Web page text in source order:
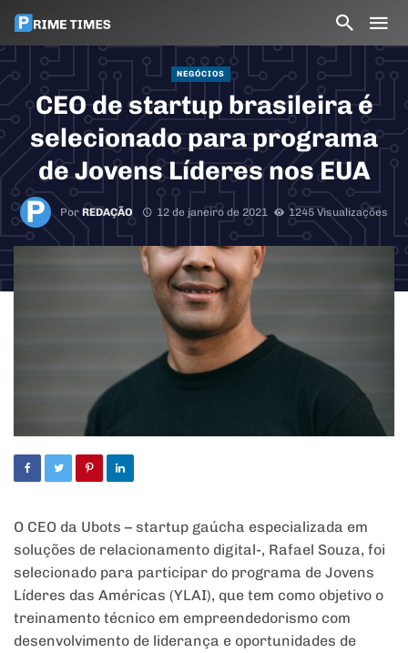
NEGÓCIOS
CEO de startup brasileira é
selecionado para programa
de Jovens Líderes nos EUA
PorREDAÇÃO 12 de janeiro de 2021 1245 Visualizações
O CEO da Ubots – startup gaúcha especializada em
soluções de relacionamento digital-, Rafael Souza, foi
selecionado para participar do programa de Jovens
Líderes das Américas (YLAI), que tem como objetivo o
treinamento técnico em empreendedorismo com
desenvolvimento de liderança e oportunidades de